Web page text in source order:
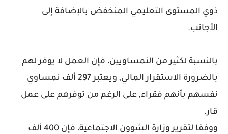
ذوي المستوى التعليمي المنخفض بالإضافة إلى
الأجانب.
بالنسبة لكثير من النمساويين، فإن العمل لا يوفر لهم
بالضرورة الاستقرار المالي, ويعتبر 297 ألف نمساوي
نفسهم بأنهم فقراء, على الرغم من توفرهم على عمل
قار.
ووفقا لتقرير وزارة الشؤون الاجتماعية، فإن 400 ألف